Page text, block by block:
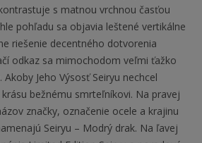
s matnou vrchnou časťou
pohľadu sa objavia leštené vertikálne
riešenie decentného dotvorenia
odkaz sa mimochodom veľmi ťažko
Jeho Výsosť Seiryu nechcel
bežnému smrteľníkovi. Na pravej
značky, označenie ocele a krajinu
Seiryu – Modrý drak. Na ľavej